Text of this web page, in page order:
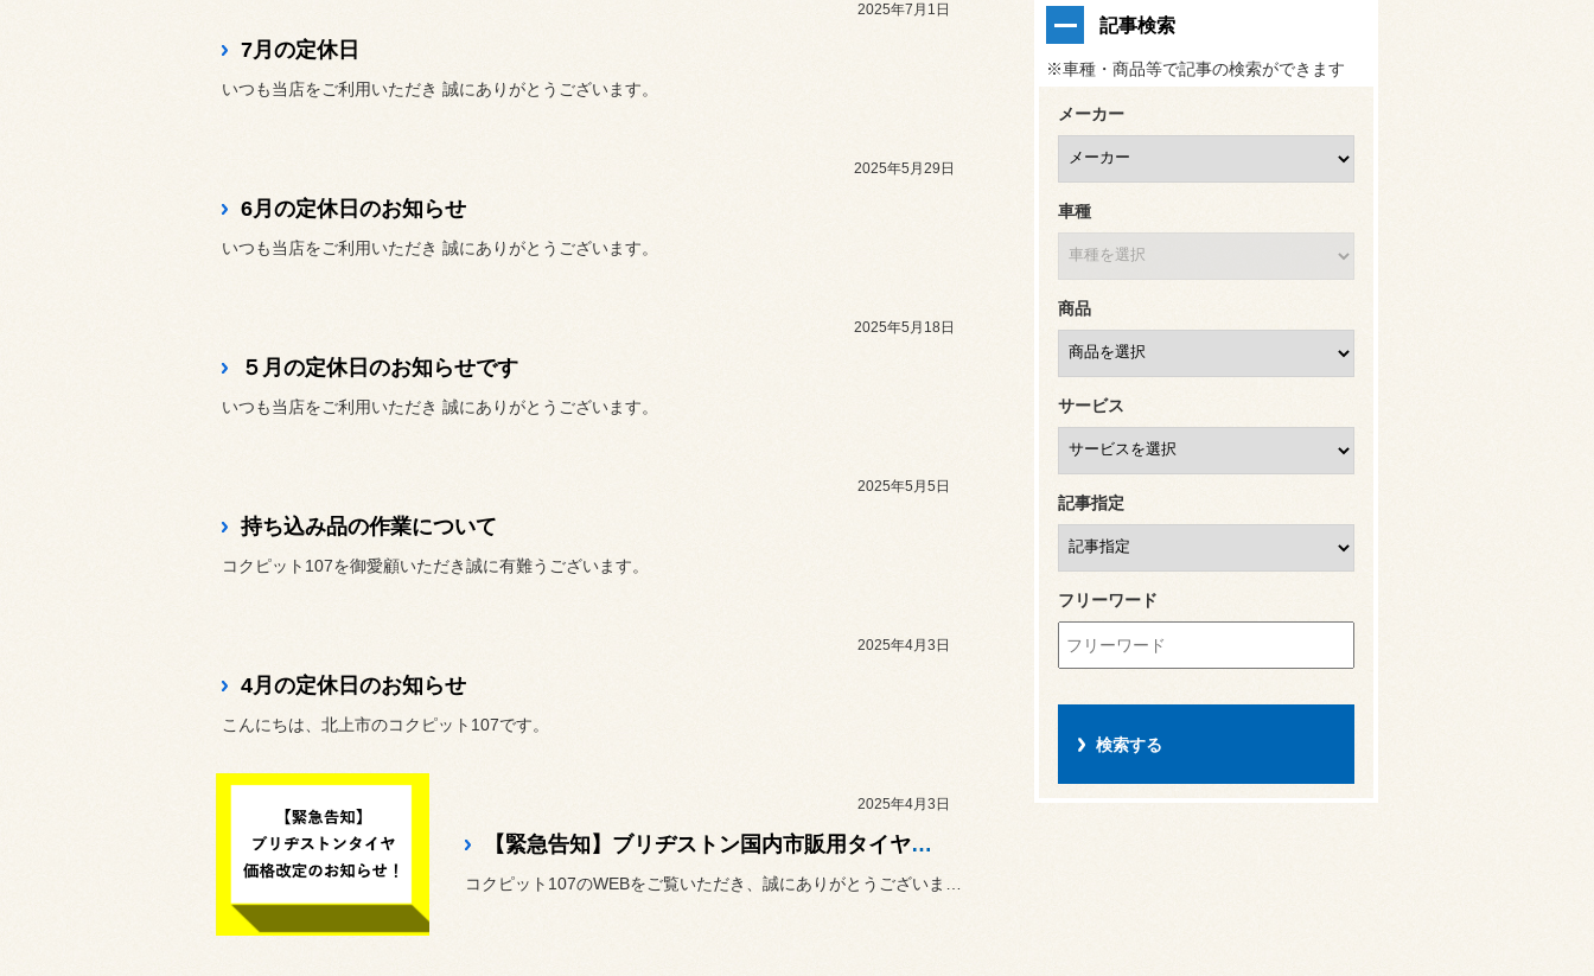
2025年7月1日
7月の定休日
いつも当店をご利用いただき 誠にありがとうございます。
2025年5月29日
6月の定休日のお知らせ
いつも当店をご利用いただき 誠にありがとうございます。
2025年5月18日
５月の定休日のお知らせです
いつも当店をご利用いただき 誠にありがとうございます。
2025年5月5日
持ち込み品の作業について
コクピット107を御愛顧いただき誠に有難うございます。
2025年4月3日
4月の定休日のお知らせ
こんにちは、北上市のコクピット107です。
2025年4月3日
【緊急告知】ブリヂストン国内市販用タイヤ値上げ
記事検索
※車種・商品等で記事の検索ができます
メーカー
車種
商品
サービス
記事指定
フリーワード